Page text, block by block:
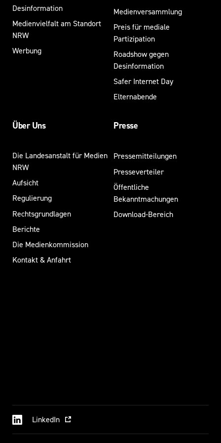
Desinformation
Medienvielfalt am Standort
NRW
Werbung
Medienversammlung
Preis für mediale
Partizipation
Roadshow gegen
Desinformation
Safer Internet Day
Elternabende
Über Uns
Die Landesanstalt für Medien
NRW
Aufsicht
Regulierung
Rechtsgrundlagen
Berichte
Die Medienkommission
Kontakt & Anfahrt
Presse
Pressemitteilungen
Presseverteiler
Öffentliche
Bekanntmachungen
Download-Bereich
LinkedIn